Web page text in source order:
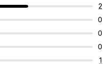
2
0
0
0
1